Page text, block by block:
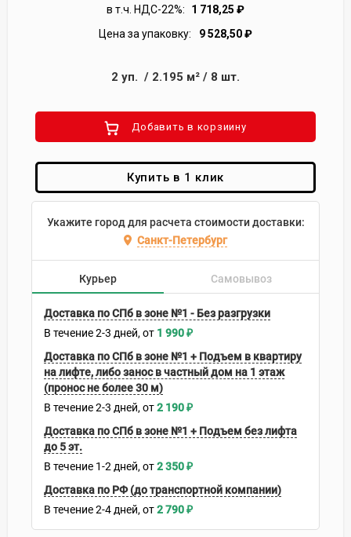
в т.ч. НДС-22%:
1 718,25 ₽
Цена за упаковку:
9 528,50₽
2 уп. / 2.195 м² / 8 шт.
Добавить в корзиину
Купить в 1 клик
Укажите город для расчета стоимости доставки:
Санкт-Петербург
Курьер Самовывоз
Доставка по СПб в зоне №1 - Без разгрузки
В течение2-3 дней 1 990₽
Доставка по СПб в зоне №1 + Подъем в квартиру
на лифте, либо занос в частный дом на 1 этаж
(пронос не более 30 м)
В течение2-3 дней 2 190₽
Доставка по СПб в зоне №1 + Подъем без лифта
до 5 эт.
В течение 1-2 дней 2 350₽
Доставка по РФ (до транспортной компании)
В течение2-4 дней 2 790₽